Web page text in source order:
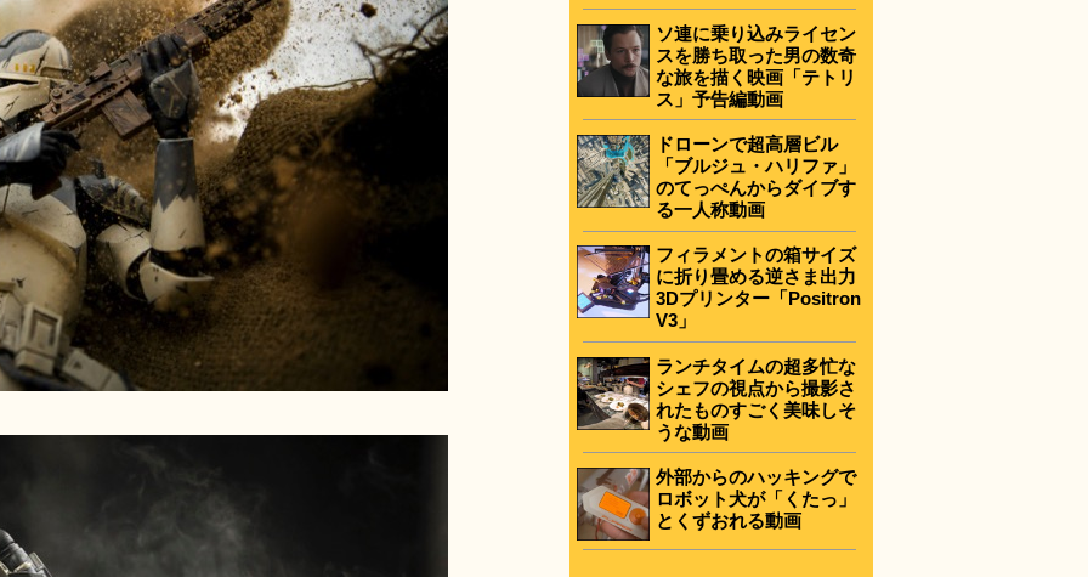
ソ連に乗り込みライセン
スを勝ち取った男の数奇
な旅を描く映画「テトリ
ス」予告編動画
ドローンで超高層ビル
「ブルジュ・ハリファ」
のてっぺんからダイブす
る一人称動画
フィラメントの箱サイズ
に折り畳める逆さま出力
3Dプリンター「Positron
V3」
ランチタイムの超多忙な
シェフの視点から撮影さ
れたものすごく美味しそ
うな動画
外部からのハッキングで
ロボット犬が「くたっ」
とくずおれる動画